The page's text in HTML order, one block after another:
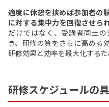
適度に休憩を挟めば参加者の
に対する集中力を回復させられ
だけではなく、受講者同士
き、研修の質をさらに高める
研修効果と効率を最大化するた
研修スケジュールの